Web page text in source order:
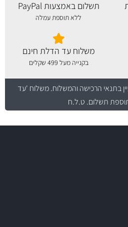
תשלום באמצעות PayPal
ללא תוספת עמלה
משלוח עד הדלת חינם
בקנייה מעל 499 שקלים
בתנאי הרכישה והמשלוח. משלוח 'עד
תשלום. ט.ל.ח